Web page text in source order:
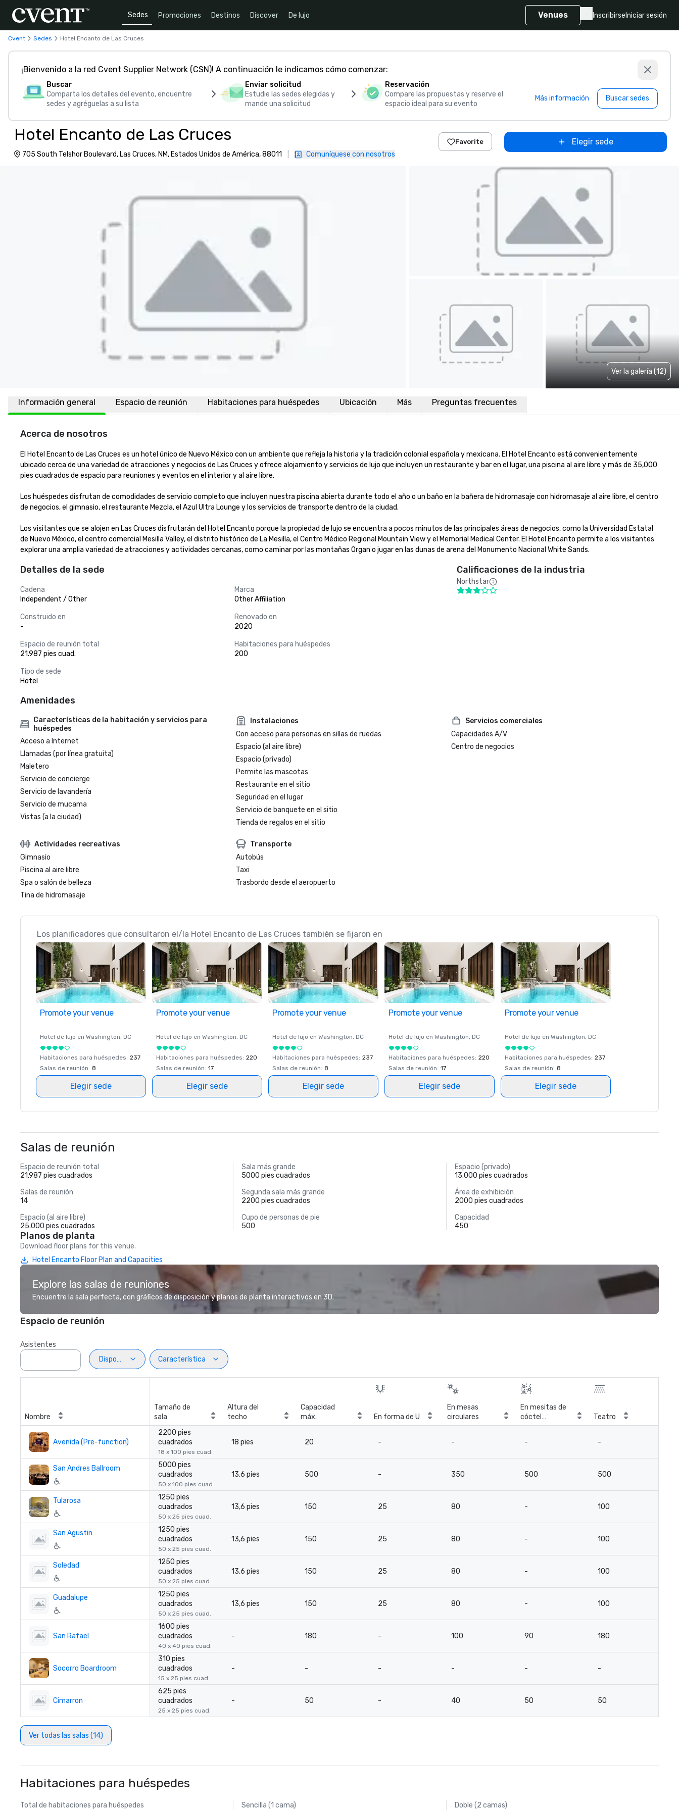
Sedes Promociones Destinos Discover De lujo Venues Inscribirse Iniciar sesión
Cvent Sedes Hotel Encanto de Las Cruces
¡Bienvenido a la red Cvent Supplier Network (CSN)! A continuación le indicamos cómo comenzar:
Buscar
Comparta los detalles del evento, encuentre
sedes y agréguelas a su lista
Enviar solicitud
Estudie las sedes elegidas y
mande una solicitud
Reservación
Compare las propuestas y reserve el
espacio ideal para su evento
Más información Buscar sedes
Hotel Encanto de Las Cruces
705 South Telshor Boulevard, Las Cruces, NM, Estados Unidos de América, 88011 Comuníquese con nosotros
Favorite Elegir sede
Ver la galería (12)
Información general Espacio de reunión Habitaciones para huéspedes Ubicación Más Preguntas frecuentes
Acerca de nosotros
El Hotel Encanto de Las Cruces es un hotel único de Nuevo México con un ambiente que refleja la historia y la tradición colonial española y mexicana. El Hotel Encanto está convenientemente
ubicado cerca de una variedad de atracciones y negocios de Las Cruces y ofrece alojamiento y servicios de lujo que incluyen un restaurante y bar en el lugar, una piscina al aire libre y más de 35,000
pies cuadrados de espacio para reuniones y eventos en el interior y al aire libre.
Los huéspedes disfrutan de comodidades de servicio completo que incluyen nuestra piscina abierta durante todo el año o un baño en la bañera de hidromasaje con hidromasaje al aire libre, el centro
de negocios, el gimnasio, el restaurante Mezcla, el Azul Ultra Lounge y los servicios de transporte dentro de la ciudad.
Los visitantes que se alojen en Las Cruces disfrutarán del Hotel Encanto porque la propiedad de lujo se encuentra a pocos minutos de las principales áreas de negocios, como la Universidad Estatal
de Nuevo México, el centro comercial Mesilla Valley, el distrito histórico de La Mesilla, el Centro Médico Regional Mountain View y el Memorial Medical Center. El Hotel Encanto permite a los visitantes
explorar una amplia variedad de atracciones y actividades cercanas, como caminar por las montañas Organ o jugar en las dunas de arena del Monumento Nacional White Sands.
Detalles de la sede
Cadena
Independent / Other
Marca
Other Affiliation
Construido en
-
Renovado en
2020
Espacio de reunión total
21.987 pies cuad.
Habitaciones para huéspedes
200
Tipo de sede
Hotel
Calificaciones de la industria
Northstar
Amenidades
Características de la habitación y servicios para
huéspedes
Acceso a Internet
Llamadas (por línea gratuita)
Maletero
Servicio de concierge
Servicio de lavandería
Servicio de mucama
Vistas (a la ciudad)
Instalaciones
Con acceso para personas en sillas de ruedas
Espacio (al aire libre)
Espacio (privado)
Permite las mascotas
Restaurante en el sitio
Seguridad en el lugar
Servicio de banquete en el sitio
Tienda de regalos en el sitio
Servicios comerciales
Capacidades A/V
Centro de negocios
Actividades recreativas
Gimnasio
Piscina al aire libre
Spa o salón de belleza
Tina de hidromasaje
Transporte
Autobús
Taxi
Trasbordo desde el aeropuerto
Los planificadores que consultaron el/la Hotel Encanto de Las Cruces también se fijaron en
Promote your venue
Hotel de lujo en Washington, DC
Habitaciones para huéspedes: 237
Salas de reunión: 8
Elegir sede
Promote your venue
Hotel de lujo en Washington, DC
Habitaciones para huéspedes: 220
Salas de reunión: 17
Elegir sede
Promote your venue
Hotel de lujo en Washington, DC
Habitaciones para huéspedes: 237
Salas de reunión: 8
Elegir sede
Promote your venue
Hotel de lujo en Washington, DC
Habitaciones para huéspedes: 220
Salas de reunión: 17
Elegir sede
Promote your venue
Hotel de lujo en Washington, DC
Habitaciones para huéspedes: 237
Salas de reunión: 8
Elegir sede
Salas de reunión
Espacio de reunión total
21.987 pies cuadrados
Sala más grande
5000 pies cuadrados
Espacio (privado)
13.000 pies cuadrados
Salas de reunión
14
Segunda sala más grande
2200 pies cuadrados
Área de exhibición
2000 pies cuadrados
Espacio (al aire libre)
25.000 pies cuadrados
Cupo de personas de pie
500
Capacidad
450
Planos de planta
Download floor plans for this venue.
Hotel Encanto Floor Plan and Capacities
Explore las salas de reuniones
Encuentre la sala perfecta, con gráficos de disposición y planos de planta interactivos en 3D.
Espacio de reunión
Asistentes
Disposiciön
Característica
Nombre
Tamaño de
sala
Altura del
techo
Capacidad
máx.
En forma de U
En mesas
circulares
En mesitas de
cóctel
circulares
Teatro
Avenida (Pre-function)
2200 pies
cuadrados
18 x 100 pies cuad.
18 pies 20 - - - -
San Andres Ballroom
5000 pies
cuadrados
50 x 100 pies cuad.
13,6 pies 500 - 350 500 500
Tularosa
1250 pies
cuadrados
50 x 25 pies cuad.
13,6 pies 150 25 80 - 100
San Agustin
1250 pies
cuadrados
50 x 25 pies cuad.
13,6 pies 150 25 80 - 100
Soledad
1250 pies
cuadrados
50 x 25 pies cuad.
13,6 pies 150 25 80 - 100
Guadalupe
1250 pies
cuadrados
50 x 25 pies cuad.
13,6 pies 150 25 80 - 100
San Rafael
1600 pies
cuadrados
40 x 40 pies cuad.
- 180 - 100 90 180
Socorro Boardroom
310 pies
cuadrados
15 x 25 pies cuad.
- - - - - -
Cimarron
625 pies
cuadrados
25 x 25 pies cuad.
- 50 - 40 50 50
Ver todas las salas (14)
Habitaciones para huéspedes
Total de habitaciones para huéspedes Sencilla (1 cama) Doble (2 camas)